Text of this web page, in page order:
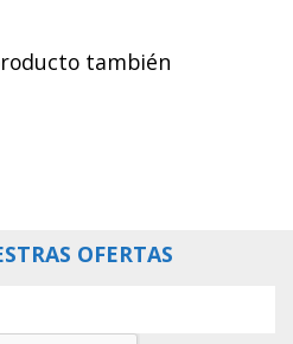
también
OFERTAS